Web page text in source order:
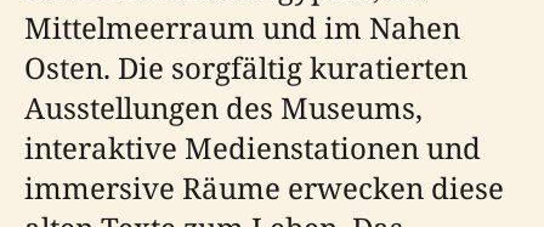
Mittelmeerraum und im Nahen
Osten. Die sorgfältig kuratierten
Ausstellungen des Museums,
interaktive Medienstationen und
immersive Räume erwecken diese